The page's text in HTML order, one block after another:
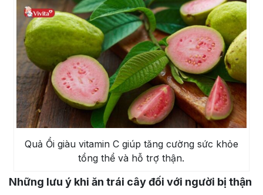
Quả Ổi giàu vitamin C giúp tăng cường sức khỏe
tổng thể và hỗ trợ thận.
Những lưu ý khi ăn trái cây đối với người bị thận